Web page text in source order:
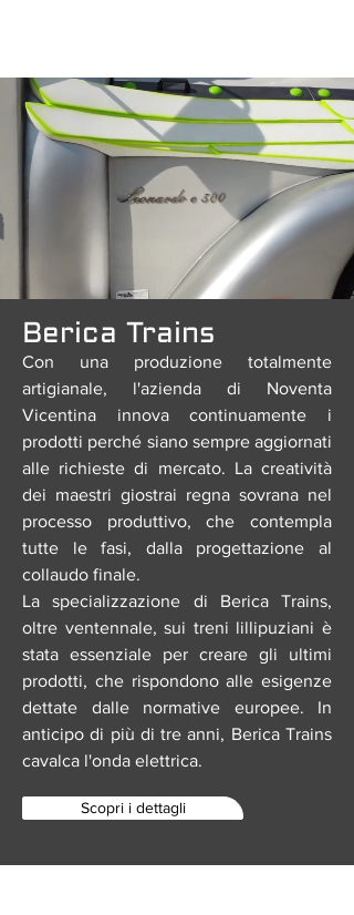
Berica Trains
Con una produzione totalmente
artigianale, l'azienda di Noventa
Vicentina innova continuamente i
prodotti perché siano sempre aggiornati
alle richieste di mercato. La creatività
dei maestri giostrai regna sovrana nel
processo produttivo, che contempla
tutte le fasi, dalla progettazione al
collaudo finale.
La specializzazione di Berica Trains,
oltre ventennale, sui treni lillipuziani è
stata essenziale per creare gli ultimi
prodotti, che rispondono alle esigenze
dettate dalle normative europee. In
anticipo di più di tre anni, Berica Trains
cavalca l'onda elettrica.
Scopri i dettagli